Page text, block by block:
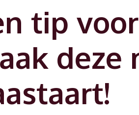
tip
deze